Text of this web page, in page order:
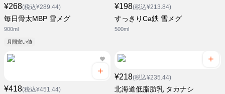
¥268(税込¥289.44)
毎日骨太MBP 雪メグ
900ml
月間安い値
¥198(税込¥213.84)
すっきりCa鉄 雪メグ
500ml
¥418(税込¥451.44)
¥218(税込¥235.44)
北海道低脂肪乳 タカナシ